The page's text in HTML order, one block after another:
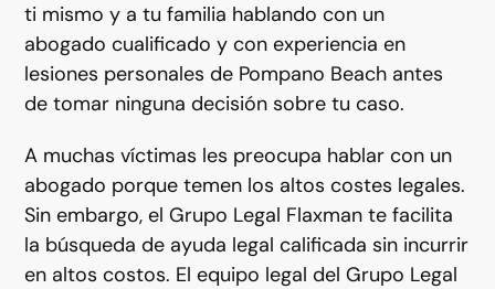
ti mismo y a tu familia hablando con un
abogado cualificado y con experiencia en
lesiones personales de Pompano Beach antes
de tomar ninguna decisión sobre tu caso.
A muchas víctimas les preocupa hablar con un
abogado porque temen los altos costes legales.
Sin embargo, el Grupo Legal Flaxman te facilita
la búsqueda de ayuda legal calificada sin incurrir
en altos costos. El equipo legal del Grupo Legal